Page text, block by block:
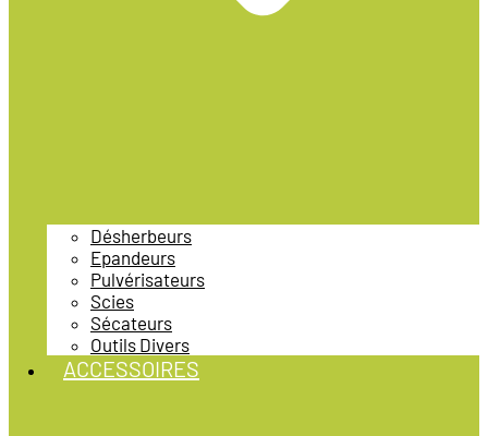
Désherbeurs
Epandeurs
Pulvérisateurs
Scies
Sécateurs
Outils Divers
ACCESSOIRES